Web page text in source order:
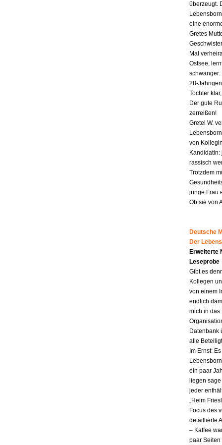
überzeugt.
eine
Gretes
Mal
Ostsee,
schwanger.
28-
Tochter
Der gute
zerreißen!
Gretel W.
von
rassisch
Trotzdem
junge Frau
Ob sie von
Deutsche
Der
Erweiterte
Leseprobe
Gibt es
Kollegen
von einem
endlich
mich in das
Datenbank
alle
Im Ernst:
ein paar
liegen
jeder
„Heim
Focus des
detaillierte
– Kaffee
paar